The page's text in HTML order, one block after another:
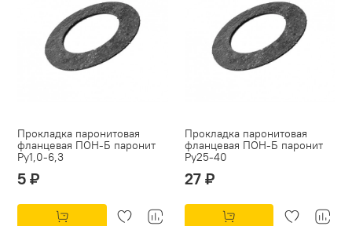
Прокладка паронитовая
фланцевая ПОН-Б паронит
Py1,0-6,3
5 ₽
Прокладка паронитовая
фланцевая ПОН-Б паронит
Py25-40
27 ₽